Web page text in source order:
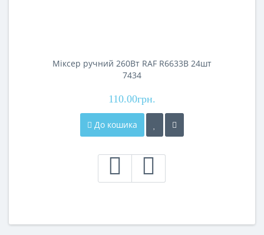
Міксер ручний 260Вт RAF R6633B 24шт
7434
110.00грн.
До кошика